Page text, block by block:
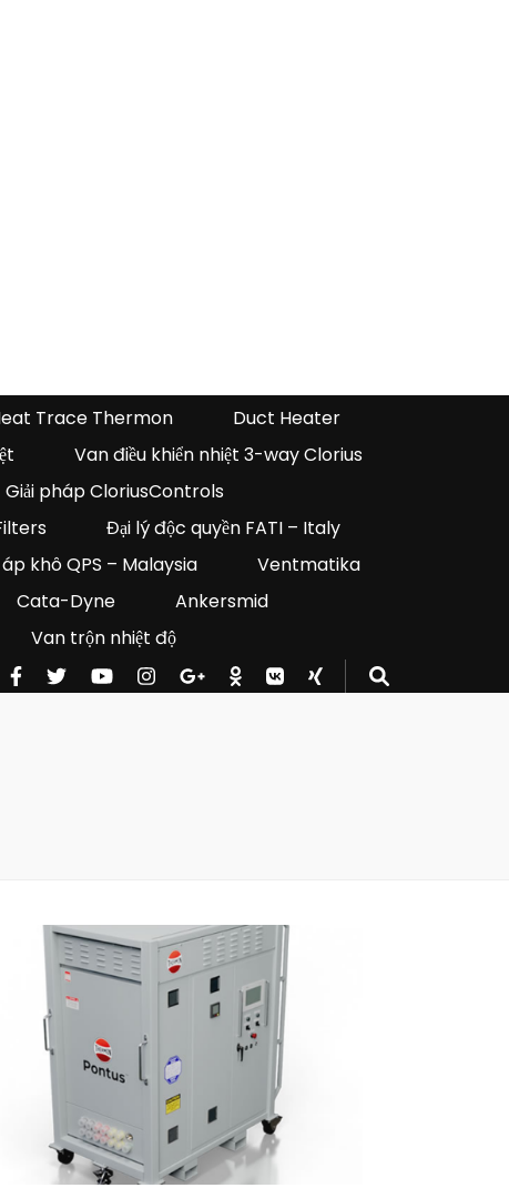
Trace Thermon
Duct Heater
Van điều khiển nhiệt 3-way Clorius
Giải pháp CloriusControls
Đại lý độc quyền FATI – Italy
khô QPS – Malaysia
Ventmatika
Cata-Dyne
Ankersmid
Van trộn nhiệt độ